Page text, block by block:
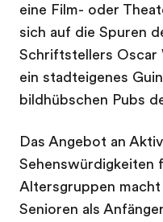
eine Film- oder
sich auf die Spuren
Schriftstellers Oscar
ein stadteigenes
bildhübschen Pubs
Das Angebot an
Sehenswürdigkeiten
Altersgruppen
Senioren als